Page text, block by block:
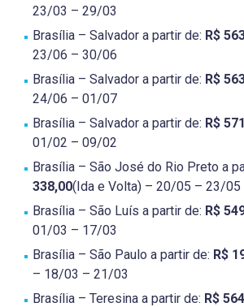
23/03 – 29/03
Brasília – Salvador a partir de: R$
23/06 – 30/06
Brasília – Salvador a partir de: R$
24/06 – 01/07
Brasília – Salvador a partir de: R$
01/02 – 09/02
Brasília – São José do Rio Preto a
338,00(Ida e Volta) – 20/05 – 23/05
Brasília – São Luís a partir de: R$
01/03 – 17/03
Brasília – São Paulo a partir de: R$
– 18/03 – 21/03
Brasília – Teresina a partir de: R$